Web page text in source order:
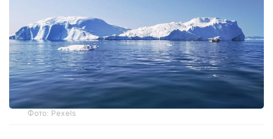
Фото: Pexels